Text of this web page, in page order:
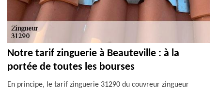
Notre tarif zinguerie à Beauteville : à la
portée de toutes les bourses
En principe, le tarif zinguerie 31290 du couvreur zingueur